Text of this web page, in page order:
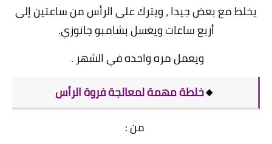
يخلط مع بعض جيدا ، ويترك على الرأس من ساعتين إلى
أربع ساعات ويغسل بشامبو جانوزي.
ويعمل مره واحده في الشهر .
🔸خلطة مهمة لمعالجة فروة الرأس
من :